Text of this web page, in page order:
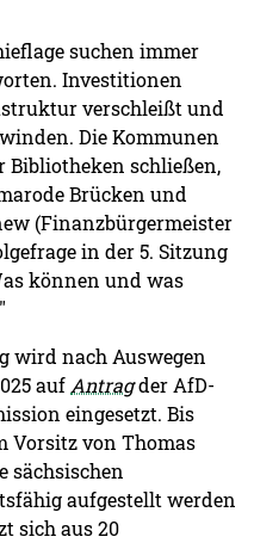
suchen immer
Investitionen
verschleißt und
Die Kommunen
Bibliotheken schließen,
Brücken und
(Finanzbürgermeister
in der 5. Sitzung
können und was
wird nach Auswegen
auf Antragder AfD-
eingesetzt. Bis
Vorsitz von Thomas
sächsischen
aufgestellt werden
sich aus 20